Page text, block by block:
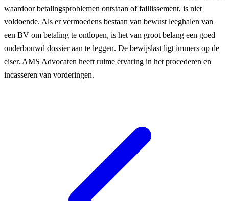
waardoor betalingsproblemen ontstaan of faillissement, is niet
voldoende. Als er vermoedens bestaan van bewust leeghalen van
een BV om betaling te ontlopen, is het van groot belang een goed
onderbouwd dossier aan te leggen. De bewijslast ligt immers op de
eiser. AMS Advocaten heeft ruime ervaring in het procederen en
incasseren van vorderingen.